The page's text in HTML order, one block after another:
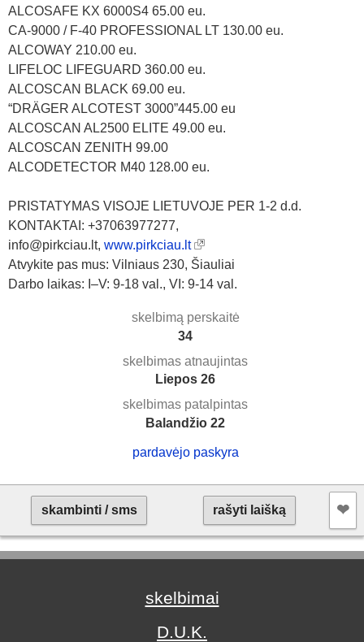
ALCOSAFE KX 6000S4 65.00 eu.
CA-9000 / F-40 PROFESSIONAL LT 130.00 eu.
ALCOWAY 210.00 eu.
LIFELOC LIFEGUARD 360.00 eu.
ALCOSCAN BLACK 69.00 eu.
“DRÄGER ALCOTEST 3000”445.00 eu
ALCOSCAN AL2500 ELITE 49.00 eu.
ALCOSCAN ZENITH 99.00
ALCODETECTOR M40 128.00 eu.
PRISTATYMAS VISOJE LIETUVOJE PER 1-2 d.d.
KONTAKTAI: +37063977277,
info@pirkciau.lt, www.pirkciau.lt
Atvykite pas mus: Vilniaus 230, Šiauliai
Darbo laikas: I–V: 9-18 val., VI: 9-14 val.
skelbimą perskaitė
34
skelbimas atnaujintas
Liepos 26
skelbimas patalpintas
Balandžio 22
pardavėjo paskyra
skambinti / sms rašyti laišką ❤︎
skelbimai
D.U.K.